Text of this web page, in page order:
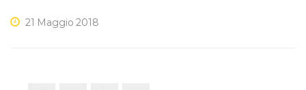
21 Maggio 2018